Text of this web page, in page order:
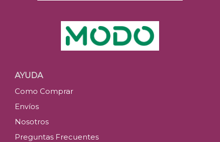
AYUDA
Como Comprar
Envíos
Nosotros
Preguntas Frecuentes